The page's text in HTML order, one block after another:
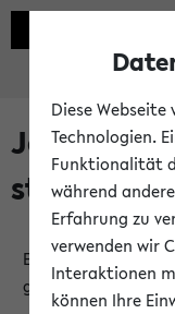
Jetzt und
Es wurden keine
gefunden!
Diese
Technologien.
Funktionalität
während
Erfahrung zu
verwenden wir
Interaktionen
können Ihre